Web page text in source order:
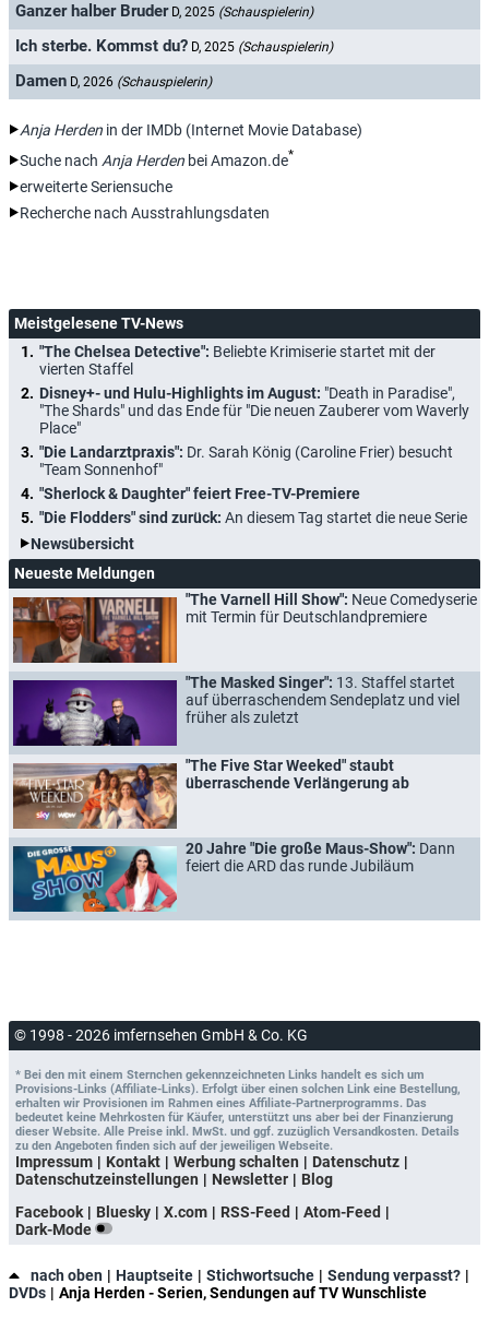
Ganzer halber Bruder D, 2025 (Schauspielerin)
Ich sterbe. Kommst du? D, 2025 (Schauspielerin)
Damen D, 2026 (Schauspielerin)
Anja Herden in der IMDb (Internet Movie Database)
Suche nach Anja Herden bei Amazon.de*
erweiterte Seriensuche
Recherche nach Ausstrahlungsdaten
Meistgelesene TV-News
"The Chelsea Detective": Beliebte Krimiserie startet mit der
vierten Staffel
Disney+- und Hulu-Highlights im August: "Death in Paradise",
"The Shards" und das Ende für "Die neuen Zauberer vom Waverly
Place"
"Die Landarztpraxis": Dr. Sarah König (Caroline Frier) besucht
"Team Sonnenhof"
"Sherlock & Daughter" feiert Free-TV-Premiere
"Die Flodders" sind zurück: An diesem Tag startet die neue Serie
Newsübersicht
Neueste Meldungen
"The Varnell Hill Show": Neue Comedyserie
mit Termin für Deutschlandpremiere
"The Masked Singer": 13. Staffel startet
auf überraschendem Sendeplatz und viel
früher als zuletzt
"The Five Star Weeked" staubt
überraschende Verlängerung ab
20 Jahre "Die große Maus-Show": Dann
feiert die ARD das runde Jubiläum
© 1998 - 2026 imfernsehen GmbH & Co. KG
* Bei den mit einem Sternchen gekennzeichneten Links handelt es sich um
Provisions-Links (Affiliate-Links). Erfolgt über einen solchen Link eine Bestellung,
erhalten wir Provisionen im Rahmen eines Affiliate-Partnerprogramms. Das
bedeutet keine Mehrkosten für Käufer, unterstützt uns aber bei der Finanzierung
dieser Website. Alle Preise inkl. MwSt. und ggf. zuzüglich Versandkosten. Details
zu den Angeboten finden sich auf der jeweiligen Webseite.
Impressum Kontakt Werbung schalten
Datenschutz
Datenschutzeinstellungen
Newsletter
Blog
Facebook
Bluesky X.com RSS-Feed
Atom-Feed
Dark-Mode
nach oben Hauptseite Stichwortsuche
Sendung verpasst?
DVDs
Anja Herden - Serien, Sendungen auf TV Wunschliste